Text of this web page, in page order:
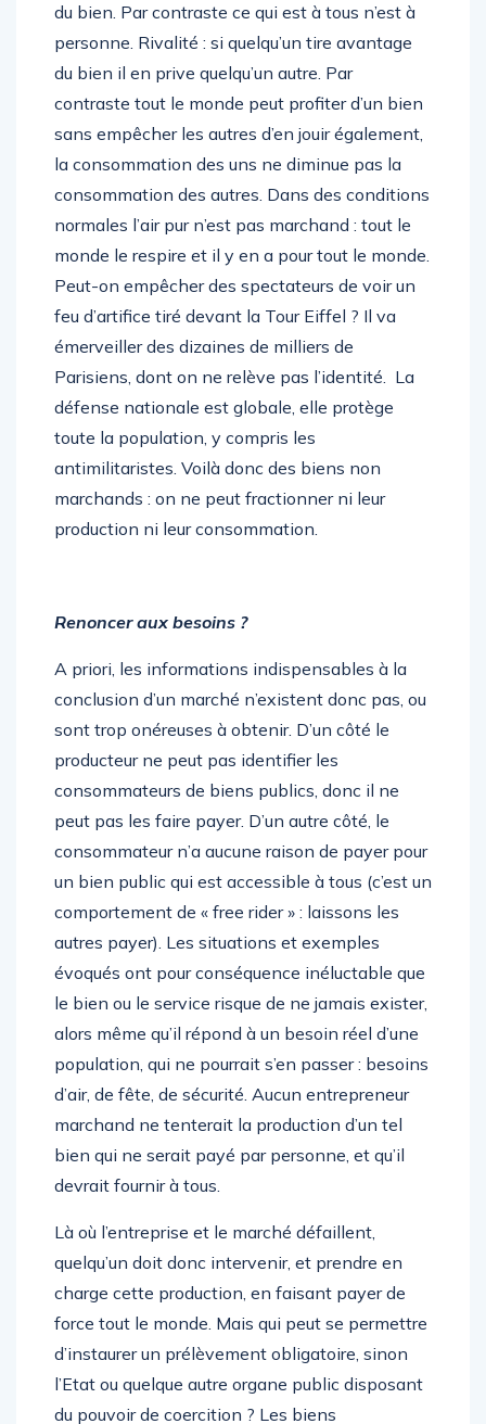
du bien. Par contraste ce qui est à tous n’est à
personne. Rivalité : si quelqu’un tire avantage
du bien il en prive quelqu’un autre. Par
contraste tout le monde peut profiter d’un bien
sans empêcher les autres d’en jouir également,
la consommation des uns ne diminue pas la
consommation des autres. Dans des conditions
normales l’air pur n’est pas marchand : tout le
monde le respire et il y en a pour tout le monde.
Peut-on empêcher des spectateurs de voir un
feu d’artifice tiré devant la Tour Eiffel ? Il va
émerveiller des dizaines de milliers de
Parisiens, dont on ne relève pas l’identité. La
défense nationale est globale, elle protège
toute la population, y compris les
antimilitaristes. Voilà donc des biens non
marchands : on ne peut fractionner ni leur
production ni leur consommation.
Renoncer aux besoins ?
A priori, les informations indispensables à la
conclusion d’un marché n’existent donc pas, ou
sont trop onéreuses à obtenir. D’un côté le
producteur ne peut pas identifier les
consommateurs de biens publics, donc il ne
peut pas les faire payer. D’un autre côté, le
consommateur n’a aucune raison de payer pour
un bien public qui est accessible à tous (c’est un
comportement de « free rider » : laissons les
autres payer). Les situations et exemples
évoqués ont pour conséquence inéluctable que
le bien ou le service risque de ne jamais exister,
alors même qu’il répond à un besoin réel d’une
population, qui ne pourrait s’en passer : besoins
d’air, de fête, de sécurité. Aucun entrepreneur
marchand ne tenterait la production d’un tel
bien qui ne serait payé par personne, et qu’il
devrait fournir à tous.
Là où l’entreprise et le marché défaillent,
quelqu’un doit donc intervenir, et prendre en
charge cette production, en faisant payer de
force tout le monde. Mais qui peut se permettre
d’instaurer un prélèvement obligatoire, sinon
l’Etat ou quelque autre organe public disposant
du pouvoir de coercition ? Les biens